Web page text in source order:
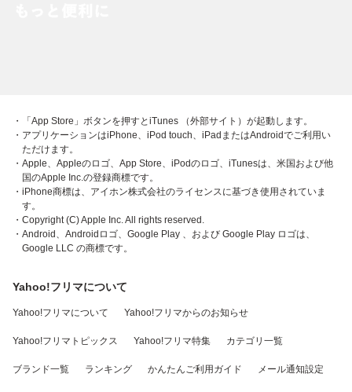
・「App Store」ボタンを押すとiTunes （外部サイト）が起動します。
・アプリケーションはiPhone、iPod touch、iPadまたはAndroidでご利用い
ただけます。
・Apple、Appleのロゴ、App Store、iPodのロゴ、iTunesは、米国および他
国のApple Inc.の登録商標です。
・iPhone商標は、アイホン株式会社のライセンスに基づき使用されていま
す。
・Copyright (C) Apple Inc. All rights reserved.
・Android、Androidロゴ、Google Play 、および Google Play ロゴは、
Google LLC の商標です。
Yahoo!フリマについて
Yahoo!フリマについて Yahoo!フリマからのお知らせ
Yahoo!フリマトピックス Yahoo!フリマ特集 カテゴリ一覧
ブランド一覧 ランキング かんたんご利用ガイド メール通知設定